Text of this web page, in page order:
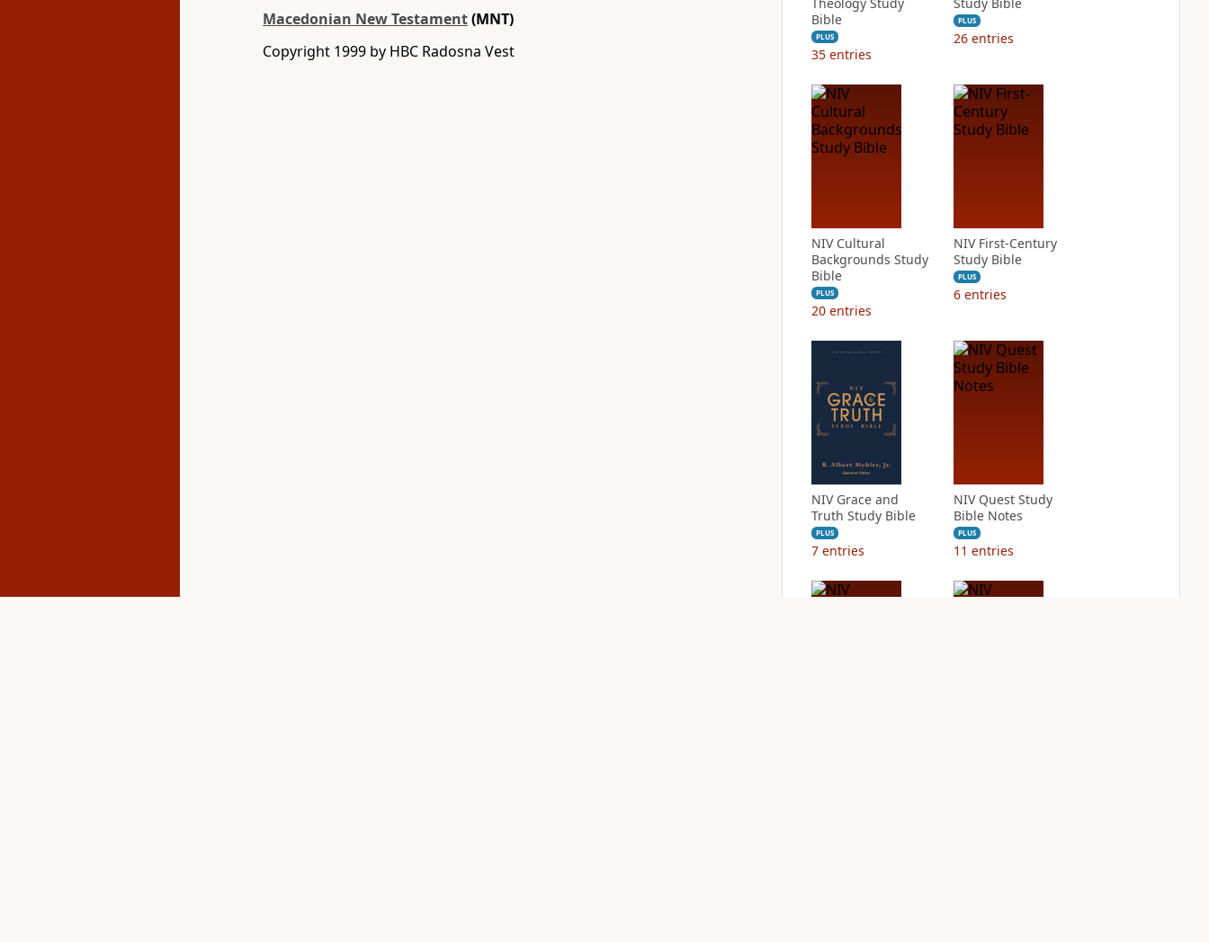
Macedonian New Testament(MNT)
Copyright 1999 by HBC Radosna Vest
Bible
PLUS
35 entries
PLUS
26 entries
NIV Cultural
Backgrounds Study
Bible
PLUS
20 entries
NIV First-Century
Study Bible
PLUS
6 entries
NIV Grace and
Truth Study Bible
PLUS
7 entries
NIV Quest Study
Bible Notes
PLUS
11 entries